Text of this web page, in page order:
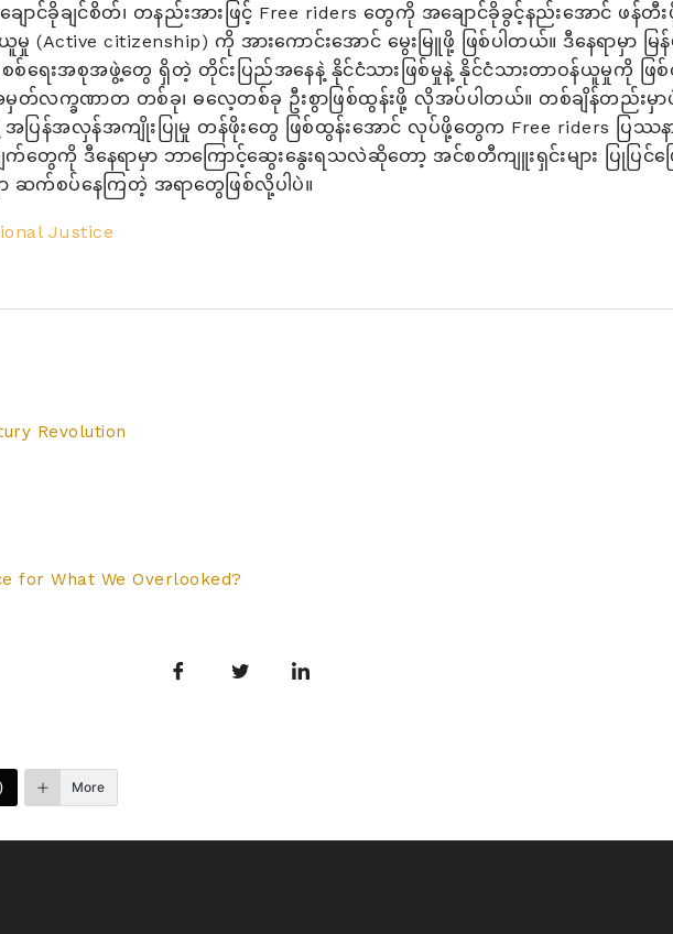
ခိုချင်စိတ်၊ တနည်းအားဖြင့် Free riders တွေကို အချောင်ခိုခွင့်နည်းအောင် ဖန်တီ
citizenship) ကို အားကောင်းအောင် မွေးမြူဖို့ ဖြစ်ပါတယ်။ ဒီနေရာမှာ မြန်
စ်ရေးအစုအဖွဲ့တွေ ရှိတဲ့ တိုင်းပြည်အနေနဲ့ နိုင်ငံသားဖြစ်မှုနဲ့ နိုင်ငံသားတာဝန်ယူမှုကို ဖြ
တ်လက္ခဏာတ တစ်ခု၊ ဓလေ့တစ်ခု ဦးစွာဖြစ်ထွန်းဖို့ လိုအပ်ပါတယ်။ တစ်ချိန်တည်း
ြန်အလှန်အကျိုးပြုမှု တန်ဖိုးတွေ ဖြစ်ထွန်းအောင် လုပ်ဖို့တွေက Free riders ပြဿနာ
ဒီနေရာမှာ ဘာကြောင့်ဆွေးနွေးရသလဲဆိုတော့ အင်စတီကျူးရှင်းများ ပြုပြင်ပြ
ဆက်စပ်နေကြတဲ့ အရာတွေဖြစ်လို့ပါပဲ။
Justice
Revolution
for What We Overlooked?
More